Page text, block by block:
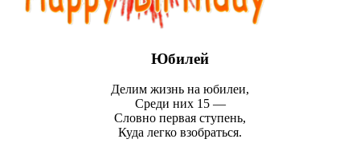
Юбилей
Делим жизнь на юбилеи,
Среди них 15 —
Словно первая ступень,
Куда легко взобраться.